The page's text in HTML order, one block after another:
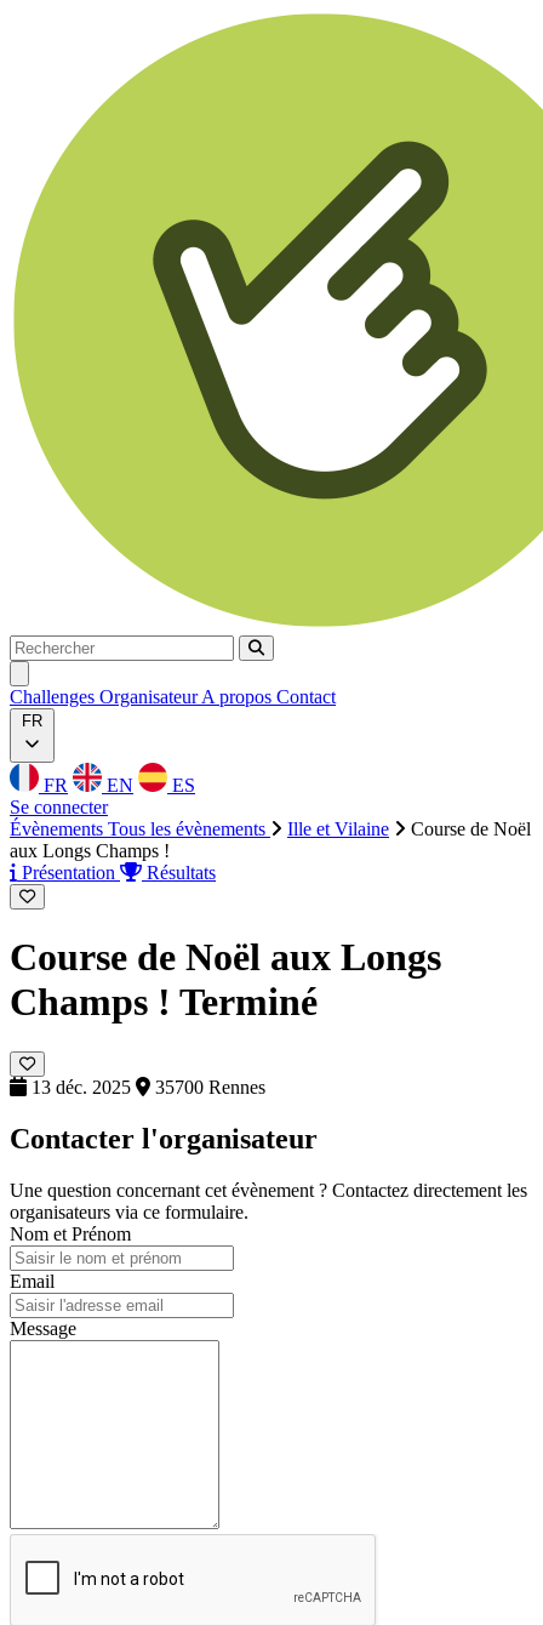
Rechercher
Rechercher
Challenges OrganisateurA propos Contact
FR
FR EN
ES
Se connecter
Évènements Tous les évènements Ille et Vilaine
Course de Noël
aux Longs Champs !
Présentation
Résultats
Course de Noël aux Longs
Champs ! Terminé
13 déc. 2025 35700 Rennes
Contacter l'organisateur
Une question concernant cet évènement ? Contactez directement les
organisateurs via ce formulaire.
Nom et Prénom
Email
Message